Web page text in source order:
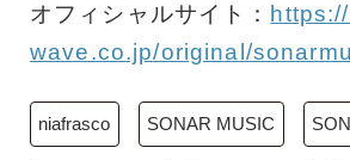
オフィシャルサイト：
wave.co.jp/original/
niafrasco SONAR MUSIC